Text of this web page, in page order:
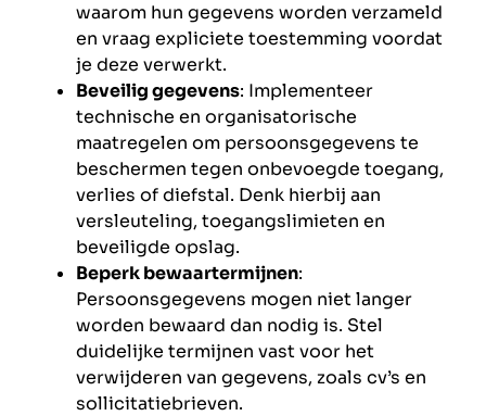
waarom hun gegevens worden verzameld
en vraag expliciete toestemming voordat
je deze verwerkt.
Beveilig gegevens: Implementeer
technische en organisatorische
maatregelen om persoonsgegevens te
beschermen tegen onbevoegde toegang,
verlies of diefstal. Denk hierbij aan
versleuteling, toegangslimieten en
beveiligde opslag.
Beperk bewaartermijnen:
Persoonsgegevens mogen niet langer
worden bewaard dan nodig is. Stel
duidelijke termijnen vast voor het
verwijderen van gegevens, zoals cv’s en
sollicitatiebrieven.